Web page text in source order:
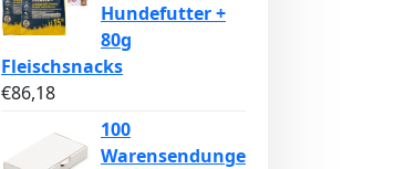
Hundefutter +
80g
Fleischsnacks
€86,18
100
Warensendunge